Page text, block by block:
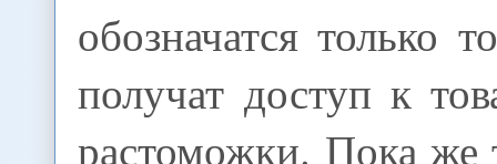
обозначатся только
получат доступ к
растоможки. Пока же